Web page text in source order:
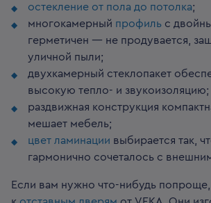
остекление от пола до потолка;
многокамерный профиль с
герметичен — не продувается,
уличной пыли;
двухкамерный стеклопакет
высокую тепло- и звукоизоляцию;
раздвижная конструкция
мешает мебель;
цвет ламинации выбирается так,
гармонично сочеталось с
Если вам нужно что-нибудь